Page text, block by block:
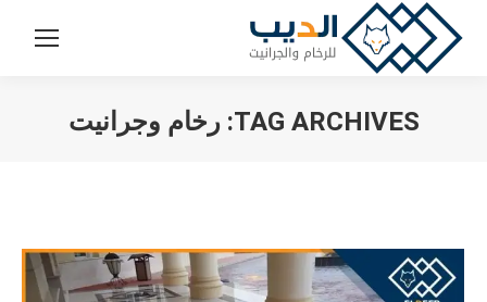
TAG ARCHIVES: رخام وجرانيت